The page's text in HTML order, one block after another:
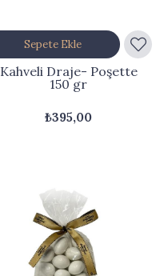
Kahveli Draje- Poşette
150 gr
₺395,00
Sepete Ekle